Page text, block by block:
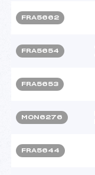
FRA5662
FRA5654
FRA5653
MON6276
FRA5644